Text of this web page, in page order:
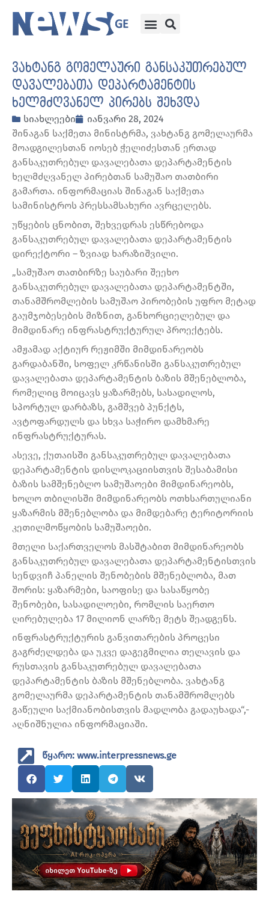
ვახტანგ გომელაური განსაკუთრებულ
დავალებათა დეპარტამენტის
ხელმძღვანელ პირებს შეხვდა
სიახლეები
იანვარი 28, 2024
შინაგან საქმეთა მინისტრმა, ვახტანგ გომელაურმა
მოადგილესთან იოსებ ჭელიძესთან ერთად
განსაკუთრებულ დავალებათა დეპარტამენტის
ხელმძღვანელ პირებთან სამუშაო თათბირი
გამართა. ინფორმაციას შინაგან საქმეთა
სამინისტროს პრესსამსახური ავრცელებს.
უწყების ცნობით, შეხვედრას ესწრებოდა
განსაკუთრებულ დავალებათა დეპარტამენტის
დირექტორი – ზვიად ხარაზიშვილი.
„სამუშაო თათბირზე საუბარი შეეხო
განსაკუთრებულ დავალებათა დეპარტამენტში,
თანამშრომლების სამუშაო პირობების უფრო მეტად
გაუმჯობესების მიზნით, განხორციელებულ და
მიმდინარე ინფრასტრუქტურულ პროექტებს.
ამჟამად აქტიურ რეჟიმში მიმდინარეობს
გარდაბანში, სოფელ კრწანისში განსაკუთრებულ
დავალებათა დეპარტამენტის ბაზის მშენებლობა,
რომელიც მოიცავს ყაზარმებს, სასადილოს,
სპორტულ დარბაზს, გამშვებ პუნქტს,
ავტოფარდულს და სხვა საჭირო დამხმარე
ინფრასტრუქტურას.
ასევე, ქუთაისში განსაკუთრებულ დავალებათა
დეპარტამენტის დისლოკაციისთვის შესაბამისი
ბაზის სამშენებლო სამუშაოები მიმდინარეობს,
ხოლო თბილისში მიმდინარეობს ოთხსართულიანი
ყაზარმის მშენებლობა და მიმდებარე ტერიტორიის
კეთილმოწყობის სამუშაოები.
მთელი საქართველოს მასშტაბით მიმდინარეობს
განსაკუთრებულ დავალებათა დეპარტამენტისთვის
სენდვიჩ პანელის შენობების მშენებლობა, მათ
შორის: ყაზარმები, საოფისე და სასაწყობე
შენობები, სასადილოები, რომლის საერთო
ღირებულება 17 მილიონ ლარზე მეტს შეადგენს.
ინფრასტრუქტურის განვითარების პროცესი
გაგრძელდება და უკვე დაგეგმილია თელავის და
რუსთავის განსაკუთრებულ დავალებათა
დეპარტამენტის ბაზის მშენებლობა. ვახტანგ
გომელაურმა დეპარტამენტის თანამშრომლებს
გაწეული საქმიანობისთვის მადლობა გადაუხადა“,-
აღნიშნულია ინფორმაციაში.
წყარო: www.interpressnews.ge